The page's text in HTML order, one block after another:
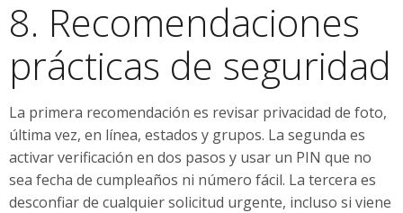
8. Recomendaciones
prácticas de seguridad
La primera recomendación es revisar privacidad de foto,
última vez, en línea, estados y grupos. La segunda es
activar verificación en dos pasos y usar un PIN que no
sea fecha de cumpleaños ni número fácil. La tercera es
desconfiar de cualquier solicitud urgente, incluso si viene